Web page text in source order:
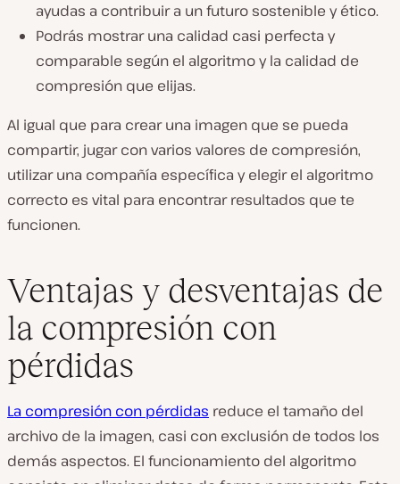
ayudas a contribuir a un futuro sostenible y ético.
Podrás mostrar una calidad casi perfecta y
comparable según el algoritmo y la calidad de
compresión que elijas.
Al igual que para crear una imagen que se pueda
compartir, jugar con varios valores de compresión,
utilizar una compañía específica y elegir el algoritmo
correcto es vital para encontrar resultados que te
funcionen.
Ventajas y desventajas de
la compresión con
pérdidas
La compresión con pérdidas reduce el tamaño del
archivo de la imagen, casi con exclusión de todos los
demás aspectos. El funcionamiento del algoritmo